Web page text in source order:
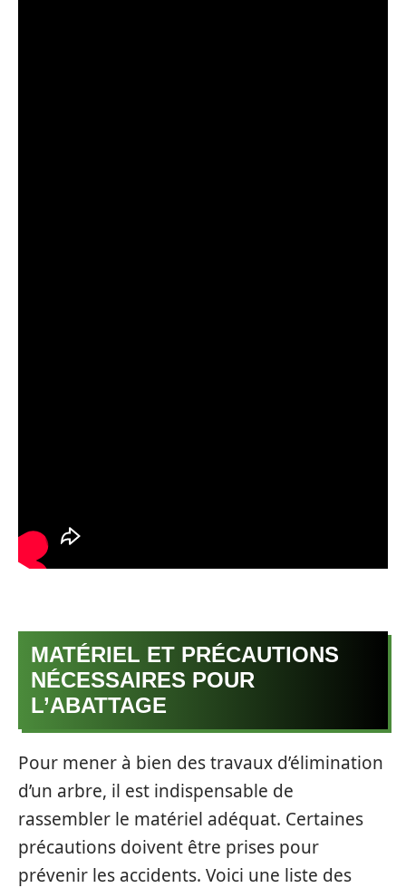
MATÉRIEL ET PRÉCAUTIONS
NÉCESSAIRES POUR
L’ABATTAGE
Pour mener à bien des travaux d’élimination
d’un arbre, il est indispensable de
rassembler le matériel adéquat. Certaines
précautions doivent être prises pour
prévenir les accidents. Voici une liste des